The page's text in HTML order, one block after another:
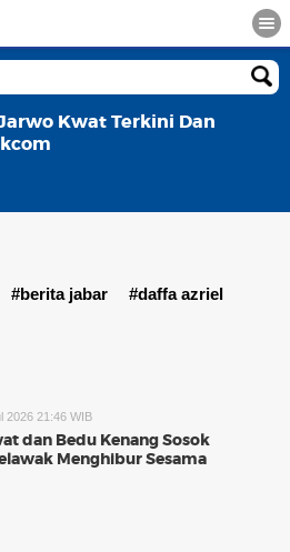
Kwat Terkini Dan
#berita jabar
#daffa azriel
2026 21:46 WIB
dan Bedu Kenang Sosok
Menghibur Sesama